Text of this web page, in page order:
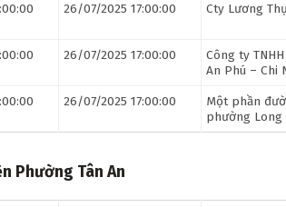
26/07/2025 17:00:00 Cty Lương
26/07/2025 17:00:00
Công ty
An Phú – Chi
26/07/2025 17:00:00
Một phần
phường Long
Phường Tân An